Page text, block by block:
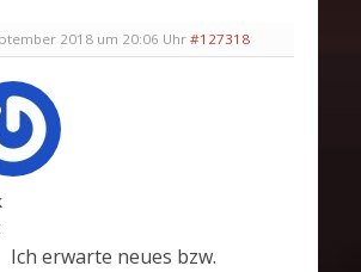
2018 um 20:06 Uhr #127318
Ich erwarte neues bzw.